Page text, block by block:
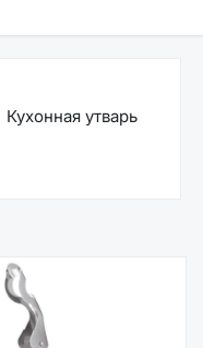
Кухонная утварь